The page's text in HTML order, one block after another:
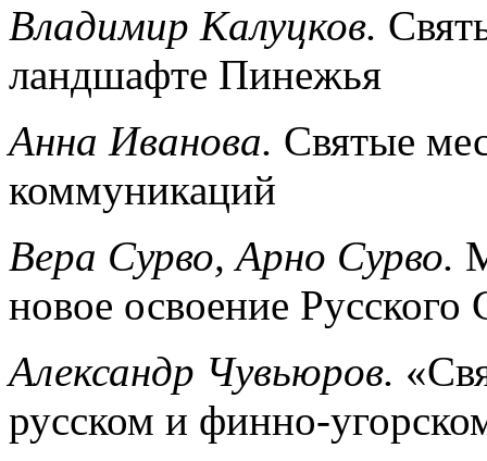
Владимир Калуцков.
ландшафте Пинежья
Анна Иванова. Святые
коммуникаций
Вера Сурво, Арно Сурво.
новое освоение Русского
Александр Чувьюров.
русском и финно-